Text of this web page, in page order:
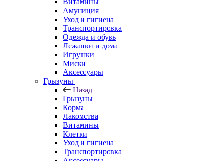
Витамины
Амуниция
Уход и гигиена
Транспортировка
Одежда и обувь
Лежанки и дома
Игрушки
Миски
Аксессуары
Грызуны
Назад
Грызуны
Корма
Лакомства
Витамины
Клетки
Уход и гигиена
Транспортировка